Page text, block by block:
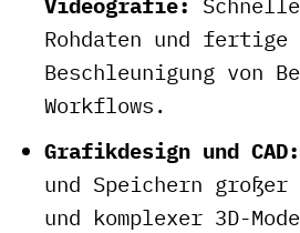
Rohdaten und
Beschleunigung von
Workflows.
Grafikdesign und CAD:
und Speichern großer
und komplexer 3D-